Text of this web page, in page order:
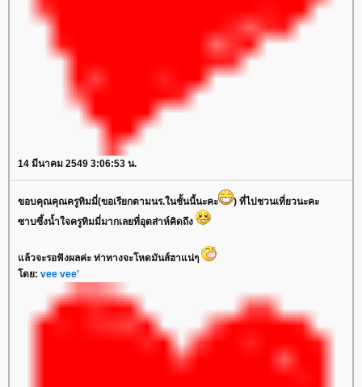
14 มีนาคม 2549 3:06:53 น.
ขอบคุณคุณครูทิมมี่(ขอเรียกตามนร.ในชั้นนี้นะคะ
) ที่ไปชวนเที่ยวนะคะ
ซาบซึ้งน้ำใจครูทิมมี่มากเลยที่อุตส่าห์คิดถึง
ล้วจะรอฟังผลค่ะ ท่าทางจะโหดมันส์ฮาแน่ๆ
ดย: vee vee'